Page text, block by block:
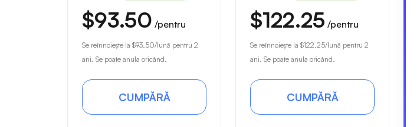
$93.50 /pentru
Se reînnoiește la $93.50/lună pentru 2
ani. Se poate anula oricând.
CUMPĂRĂ
$122.25 /pentru
Se reînnoiește la $122.25/lună pentru 2
ani. Se poate anula oricând.
CUMPĂRĂ